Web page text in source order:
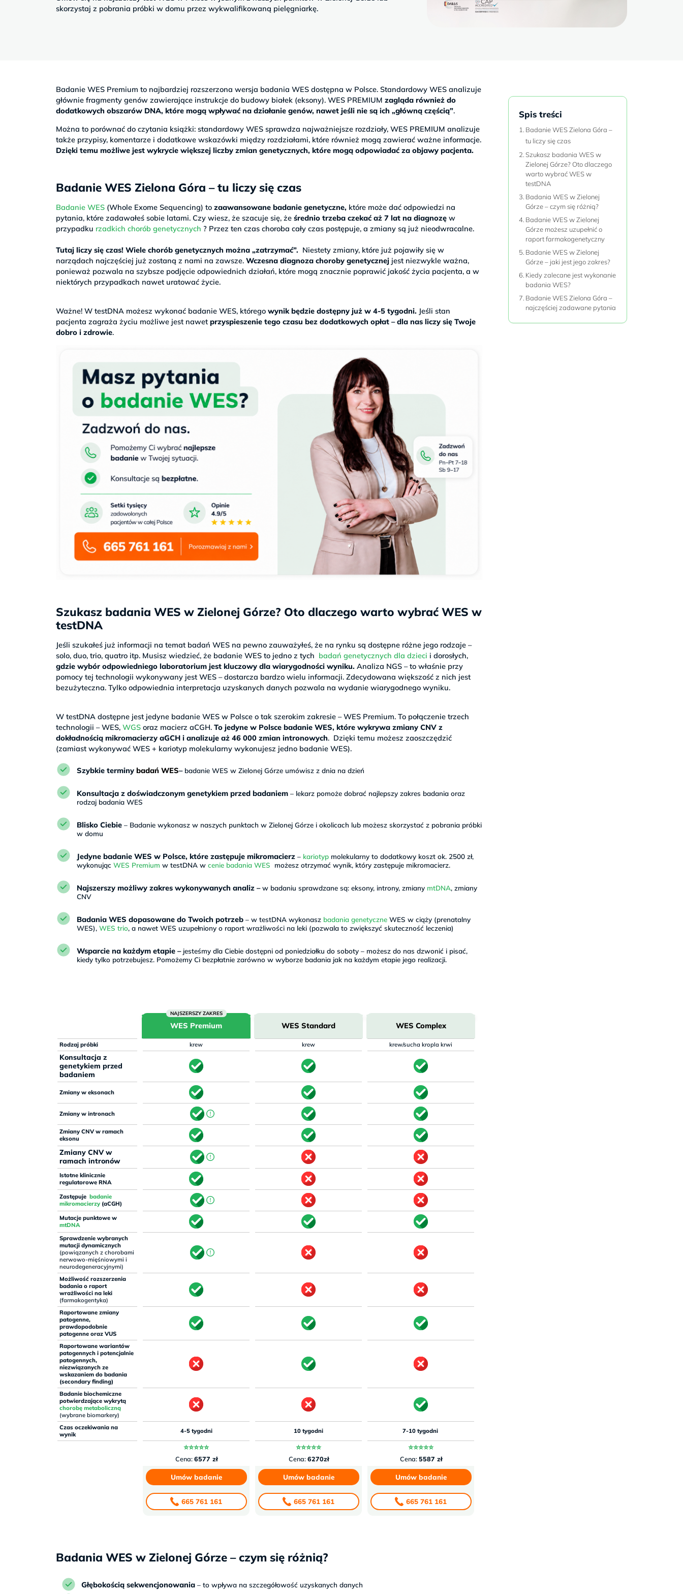
9–
skorzystaj z pobrania próbki w domu przez wykwalifikowaną pielęgniarkę.
Badanie WES Premium to najbardziej rozszerzona wersja badania WES dostępna w Polsce. Standardowy WES analizuje
głównie fragmenty genów zawierające instrukcje do budowy białek (eksony). WES PREMIUM zagląda również do
dodatkowych obszarów DNA, które mogą wpływać na działanie genów, nawet jeśli nie są ich „główną częścią”.
Można to porównać do czytania książki: standardowy WES sprawdza najważniejsze rozdziały, WES PREMIUM analizuje
także przypisy, komentarze i dodatkowe wskazówki między rozdziałami, które również mogą zawierać ważne informacje.
Dzięki temu możliwe jest wykrycie większej liczby zmian genetycznych, które mogą odpowiadać za objawy pacjenta.
Badanie WES Zielona Góra – tu liczy się czas
Badanie WES (Whole Exome Sequencing) tozaawansowane badanie genetyczne, które może dać odpowiedzi na
pytania, które zadawałeś sobie latami. Czy wiesz, że szacuje się, żeśrednio trzeba czekać aż 7 lat na diagnozę w
przypadku rzadkich chorób genetycznych ? Przez ten czas choroba cały czas postępuje, a zmiany są już nieodwracalne.
Tutaj liczy się czas! Wiele chorób genetycznych można „zatrzymać”. Niestety zmiany, które już pojawiły się w
narządach najczęściej już zostaną z nami na zawsze.Wczesna diagnoza choroby genetycznej jest niezwykle ważna,
ponieważ pozwala na szybsze podjęcie odpowiednich działań, które mogą znacznie poprawić jakość życia pacjenta, a w
niektórych przypadkach nawet uratować życie.
Ważne! W testDNA możesz wykonać badanie WES, któregowynik będzie dostępny już w 4-5 tygodni. Jeśli stan
pacjenta zagraża życiu możliwe jest nawet przyspieszenie tego czasu bez dodatkowych opłat – dla nas liczy się Twoje
dobro i zdrowie.
Szukasz badania WES w Zielonej Górze? Oto dlaczego warto wybrać WES w
testDNA
Jeśli szukałeś już informacji na temat badań WES na pewno zauważyłeś, że na rynku są dostępne różne jego rodzaje –
solo, duo, trio, quatro itp. Musisz wiedzieć, że badanie WES to jedno z tych badań genetycznych dla dzieci i dorosłych,
gdzie wybór odpowiedniego laboratorium jest kluczowy dla wiarygodności wyniku. Analiza NGS – to właśnie przy
pomocy tej technologii wykonywany jest WES – dostarcza bardzo wielu informacji. Zdecydowana większość z nich jest
bezużyteczna. Tylko odpowiednia interpretacja uzyskanych danych pozwala na wydanie wiarygodnego wyniku.
W testDNA dostępne jest jedyne badanie WES w Polsce o tak szerokim zakresie – WES Premium. To połączenie trzech
technologii – WES,WGS oraz macierz aCGH.To jedyne w Polsce badanie WES, które wykrywa zmiany CNV z
dokładnością mikromacierzy aGCH i analizuje aż 46 000 zmian intronowych. Dzięki temu możesz zaoszczędzić
(zamiast wykonywać WES + kariotyp molekularny wykonujesz jedno badanie WES).
Szybkie terminy badań WES–badanie WES w Zielonej Górze umówisz z dnia na dzień
Konsultacja z doświadczonym genetykiem przed badaniem– lekarz pomoże dobrać najlepszy zakres badania oraz
rodzaj badania WES
Blisko Ciebie– Badanie wykonasz w naszych punktach w Zielonej Górze i okolicach lub możesz skorzystać z pobrania próbki
w domu
Jedyne badanie WES w Polsce, które zastępuje mikromacierz– kariotypmolekularny to dodatkowy koszt ok. 2500 zł,
wykonując WES Premium w testDNA w cenie badania WES możesz otrzymać wynik, który zastępuje mikromacierz.
Najszerszy możliwy zakres wykonywanych analiz –w badaniu sprawdzane są: eksony, introny, zmiany mtDNA, zmiany
CNV
Badania WES dopasowane do Twoich potrzeb– w testDNA wykonasz badania genetyczne WES w ciąży (prenatalny
WES), WES trio, a nawet WES uzupełniony o raport wrażliwości na leki (pozwala to zwiększyć skuteczność leczenia)
Wsparcie na każdym etapie –jesteśmy dla Ciebie dostępni od poniedziałku do soboty – możesz do nas dzwonić i pisać,
kiedy tylko potrzebujesz. Pomożemy Ci bezpłatnie zarówno w wyborze badania jak na każdym etapie jego realizacji.
WES Premium WES Standard WES Complex
Rodzaj próbki krew krew krew/sucha kropla krwi
Konsultacja z
genetykiem przed
badaniem
Zmiany w eksonach
Zmiany w intronach
Zmiany CNV w ramach
eksonu
Zmiany CNV w
ramach intronów
Istotne klinicznie
regulatorowe RNA
Zastępuje badanie
mikromacierzy(aCGH)
Mutacje punktowe w
mtDNA
Sprawdzenie wybranych
mutacji dynamicznych
(powiązanych z chorobami
nerwowo-mięśniowymi i
neurodegeneracyjnymi)
Możliwość rozszerzenia
badania o raport
wrażliwości na leki
(farmakogentyka)
Raportowane zmiany
patogenne,
prawdopodobnie
patogenne oraz VUS
Raportowane wariantów
patogennych i potencjalnie
patogennych,
niezwiązanych ze
wskazaniem do badania
(secondary finding)
Badanie biochemiczne
potwierdzające wykrytą
chorobę metaboliczną
(wybrane biomarkery)
Czas oczekiwania na
wynik
4-5 tygodni 10 tygodni 7-10 tygodni
⭐⭐⭐⭐⭐
Cena:6577 zł
⭐⭐⭐⭐⭐
Cena:6270zł
⭐⭐⭐⭐⭐
Cena: 5587 zł
Umów badanie
665 761 161
Umów badanie
665 761 161
Umów badanie
665 761 161
Badania WES w Zielonej Górze – czym się różnią?
Głębokością sekwencjonowania – to wpływa na szczegółowość uzyskanych danych
Spis treści
Badanie WES Zielona Góra –
tu liczy się czas
Szukasz badania WES w
Zielonej Górze? Oto dlaczego
warto wybrać WES w
testDNA
Badania WES w Zielonej
Górze – czym się różnią?
Badanie WES w Zielonej
Górze możesz uzupełnić o
raport farmakogenetyczny
Badanie WES w Zielonej
Górze – jaki jest jego zakres?
Kiedy zalecane jest wykonanie
badania WES?
Badanie WES Zielona Góra –
najczęściej zadawane pytania